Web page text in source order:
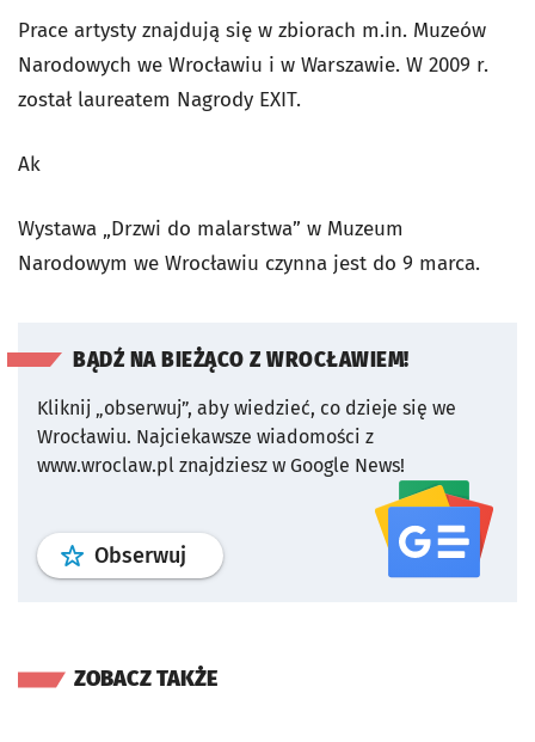
Prace artysty znajdują się w zbiorach m.in. Muzeów
Narodowych we Wrocławiu i w Warszawie. W 2009 r.
został laureatem Nagrody EXIT.
Ak
Wystawa „Drzwi do malarstwa” w Muzeum
Narodowym we Wrocławiu czynna jest do 9 marca.
BĄDŹ NA BIEŻĄCO Z WROCŁAWIEM!
Kliknij „obserwuj”, aby wiedzieć, co dzieje się we
Wrocławiu. Najciekawsze wiadomości z
www.wroclaw.pl znajdziesz w Google News!
Obserwuj profil serwisu
ZOBACZ TAKŻE